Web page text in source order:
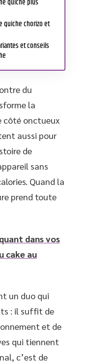
quiche chorizo et
et conseils
du
la
côté onctueux
aussi pour
de
sans
Quand la
prend toute
dans vos
cake au
un duo qui
: il suffit de
et de
qui tiennent
c’est de